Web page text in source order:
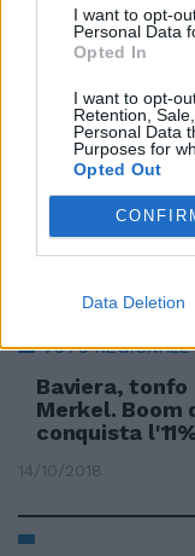
I want to opt-
Personal Data
Opted In
I want to opt-
Retention,
Personal Data
Purposes for
Opted Out
Data Deletion
LA PROPOSTA
Merkel a capo
14/06/2019
GERMANIA
Merkel, addio
fedelissima
VOTO
Baviera,
Merkel. Boom
conquista
14/10/2018